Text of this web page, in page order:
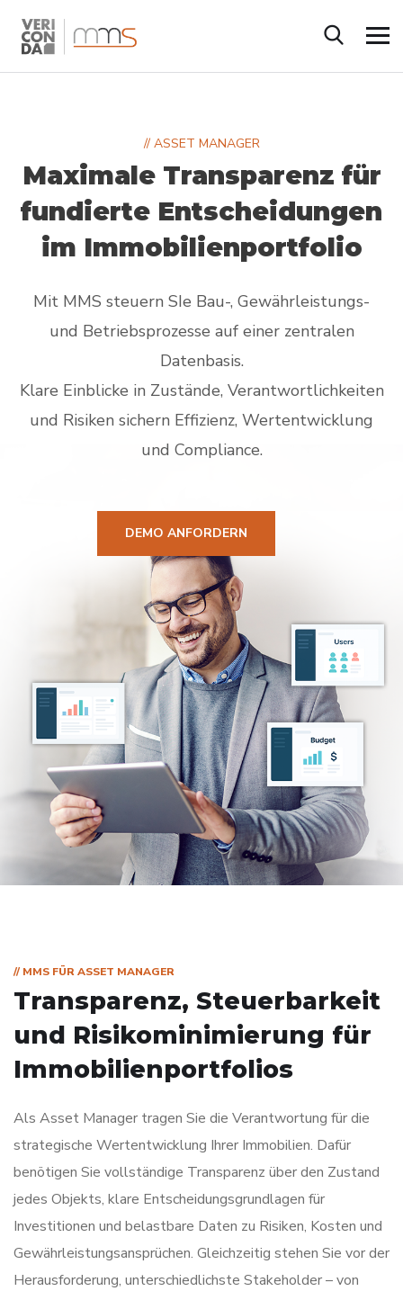
// ASSET MANAGER
Maximale Transparenz für
fundierte Entscheidungen
im Immobilienportfolio
Mit MMS steuern SIe Bau-, Gewährleistungs-
und Betriebsprozesse auf einer zentralen
Datenbasis.
Klare Einblicke in Zustände, Verantwortlichkeiten
und Risiken sichern Effizienz, Wertentwicklung
und Compliance.
DEMO ANFORDERN
// MMS FÜR ASSET MANAGER
Transparenz, Steuerbarkeit
und Risikominimierung für
Immobilienportfolios
Als Asset Manager tragen Sie die Verantwortung für die
strategische Wertentwicklung Ihrer Immobilien. Dafür
benötigen Sie vollständige Transparenz über den Zustand
jedes Objekts, klare Entscheidungsgrundlagen für
Investitionen und belastbare Daten zu Risiken, Kosten und
Gewährleistungsansprüchen. Gleichzeitig stehen Sie vor der
Herausforderung, unterschiedlichste Stakeholder – von